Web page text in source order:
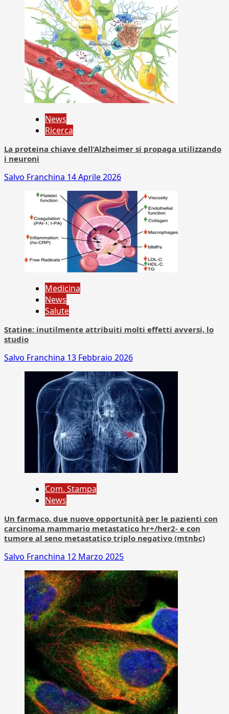
News
Ricerca
La proteina chiave dell’Alzheimer si propaga utilizzando
i neuroni
Salvo Franchina 14 Aprile 2026
Medicina
News
Salute
Statine: inutilmente attribuiti molti effetti avversi, lo
studio
Salvo Franchina 13 Febbraio 2026
Com. Stampa
News
Un farmaco, due nuove opportunità per le pazienti con
carcinoma mammario metastatico hr+/her2- e con
tumore al seno metastatico triplo negativo (mtnbc)
Salvo Franchina 12 Marzo 2025